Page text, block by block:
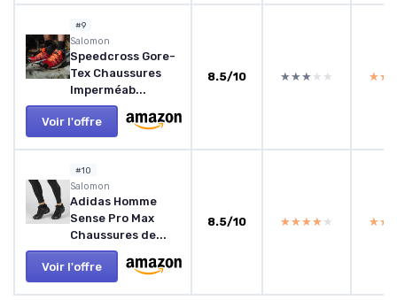
#9
Salomon
Speedcross Gore-
Tex Chaussures
Imperméab...
Voir l'offre
8.5/10 ★★★★★
★★★★★
#10
Salomon
Adidas Homme
Sense Pro Max
Chaussures de...
Voir l'offre
8.5/10 ★★★★★
★★★★★